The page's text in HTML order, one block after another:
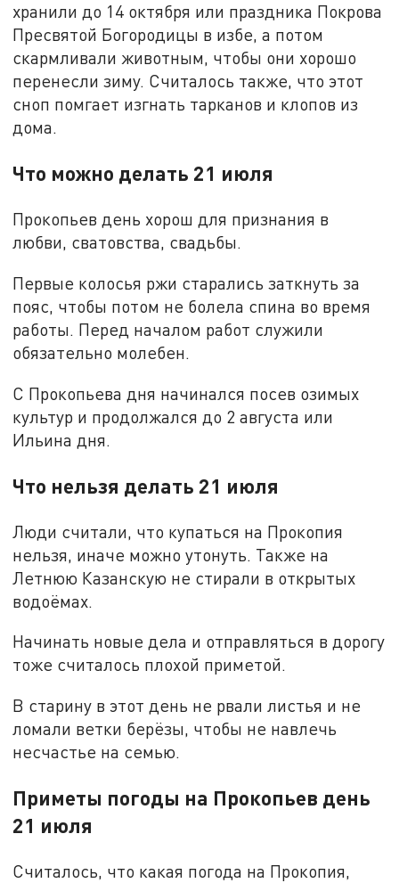
хранили до 14 октября или праздника Покрова
Пресвятой Богородицы в избе, а потом
скармливали животным, чтобы они хорошо
перенесли зиму. Считалось также, что этот
сноп помгает изгнать тарканов и клопов из
дома.
Что можно делать 21 июля
Прокопьев день хорош для признания в
любви, сватовства, свадьбы.
Первые колосья ржи старались заткнуть за
пояс, чтобы потом не болела спина во время
работы. Перед началом работ служили
обязательно молебен.
С Прокопьева дня начинался посев озимых
культур и продолжался до 2 августа или
Ильина дня.
Что нельзя делать 21 июля
Люди считали, что купаться на Прокопия
нельзя, иначе можно утонуть. Также на
Летнюю Казанскую не стирали в открытых
водоёмах.
Начинать новые дела и отправляться в дорогу
тоже считалось плохой приметой.
В старину в этот день не рвали листья и не
ломали ветки берёзы, чтобы не навлечь
несчастье на семью.
Приметы погоды на Прокопьев день
21 июля
Считалось, что какая погода на Прокопия,